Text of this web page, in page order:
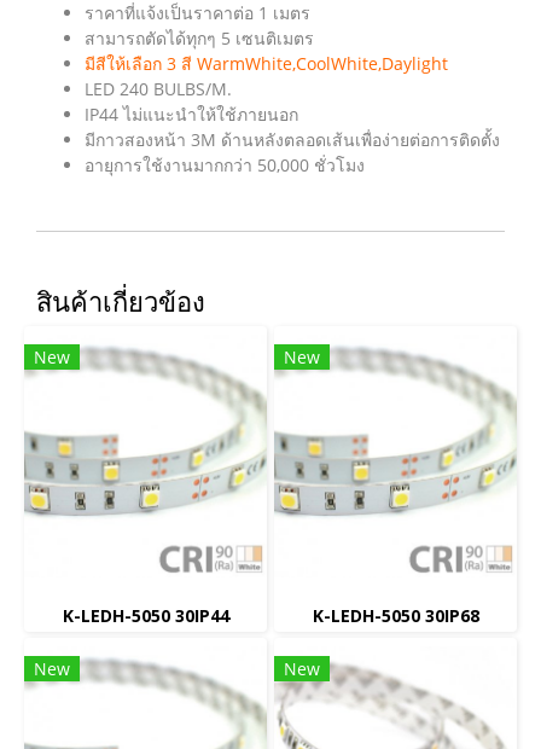
ราคาที่แจ้งเป็นราคาต่อ 1 เมตร
สามารถตัดได้ทุกๆ 5 เซนติเมตร
มีสีให้เลือก 3 สี WarmWhite,CoolWhite,Daylight
LED 240 BULBS/M.
IP44 ไม่แนะนำให้ใช้ภายนอก
มีกาวสองหน้า 3M ด้านหลังตลอดเส้นเพื่อง่ายต่อการติดตั้ง
อายุการใช้งานมากกว่า 50,000 ชั่วโมง
สินค้าเกี่ยวข้อง
New
K-LEDH-5050 30IP44
New
K-LEDH-5050 30IP68
New New